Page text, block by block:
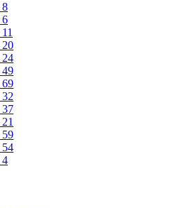
8
6
11
20
24
49
69
32
37
21
59
54
4